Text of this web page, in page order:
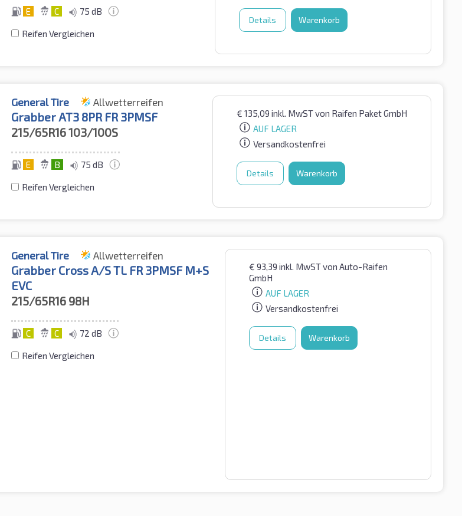
E C 75 dB
Reifen Vergleichen
Details Warenkorb
General Tire Allwetterreifen
Grabber AT3 8PR FR 3PMSF
215/65R16103/100S
E B 75 dB
Reifen Vergleichen
€ 135,09 inkl. MwSTvon Raifen Paket GmbH
AUF LAGER
Versandkostenfrei
Details Warenkorb
General Tire Allwetterreifen
Grabber Cross A/S TL FR 3PMSF M+S
EVC
215/65R16 98H
C C 72 dB
Reifen Vergleichen
€ 93,39 inkl. MwSTvon Auto-Raifen
GmbH
AUF LAGER
Versandkostenfrei
Details Warenkorb